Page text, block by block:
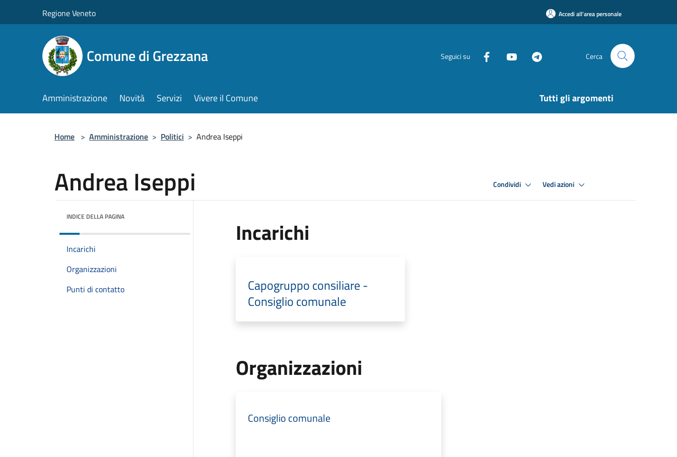
Regione Veneto Accedi all'area personale
Comune di Grezzana Seguici su Cerca
Amministrazione Novità Servizi Vivere il Comune Tutti gli argomenti
Home > Amministrazione > Politici > Andrea Iseppi
Andrea Iseppi Condividi Vedi azioni
INDICE DELLA PAGINA
Incarichi
Organizzazioni
Punti di contatto
Incarichi
Capogruppo consiliare -
Consiglio comunale
Organizzazioni
Consiglio comunale